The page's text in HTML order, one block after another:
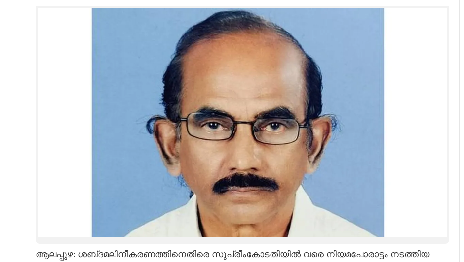
ആലപ്പുഴ: ശബ്‌ദമലിനീകരണത്തിനെതിരെ സുപ്രീംകോടതിയിൽ വരെ നിയമപോരാട്ടം നടത്തിയ